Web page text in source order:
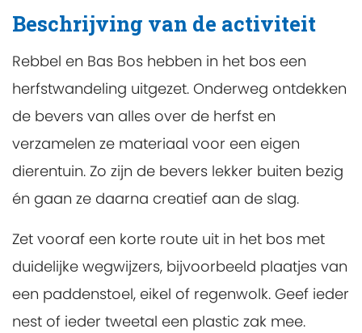
Beschrijving van de activiteit
Rebbel en Bas Bos hebben in het bos een
herfstwandeling uitgezet. Onderweg ontdekken
de bevers van alles over de herfst en
verzamelen ze materiaal voor een eigen
dierentuin. Zo zijn de bevers lekker buiten bezig
én gaan ze daarna creatief aan de slag.
Zet vooraf een korte route uit in het bos met
duidelijke wegwijzers, bijvoorbeeld plaatjes van
een paddenstoel, eikel of regenwolk. Geef ieder
nest of ieder tweetal een plastic zak mee.